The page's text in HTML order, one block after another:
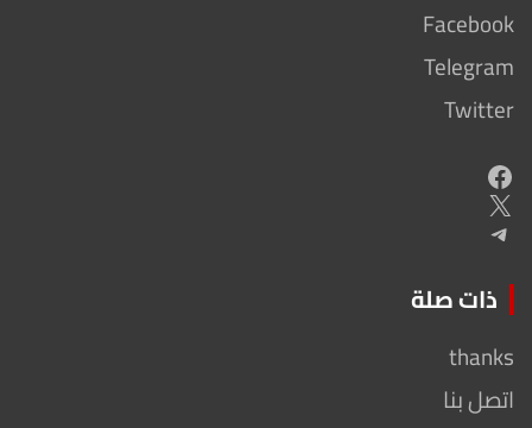
Facebook
Telegram
Twitter
Facebook
X
Telegram
ذات صلة
thanks
اتصل بنا